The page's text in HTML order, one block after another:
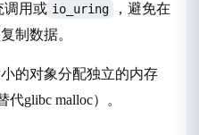
调用或 io_uring
，避免在
制数据。
小的对象分配独立的内存
代glibc malloc）。